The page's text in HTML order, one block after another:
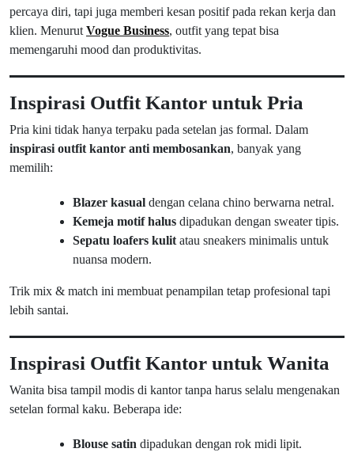
percaya diri, tapi juga memberi kesan positif pada rekan kerja dan
klien. Menurut Vogue Business, outfit yang tepat bisa
memengaruhi mood dan produktivitas.
Inspirasi Outfit Kantor untuk Pria
Pria kini tidak hanya terpaku pada setelan jas formal. Dalam
inspirasi outfit kantor anti membosankan, banyak yang
memilih:
Blazer kasual dengan celana chino berwarna netral.
Kemeja motif halus dipadukan dengan sweater tipis.
Sepatu loafers kulit atau sneakers minimalis untuk
nuansa modern.
Trik mix & match ini membuat penampilan tetap profesional tapi
lebih santai.
Inspirasi Outfit Kantor untuk Wanita
Wanita bisa tampil modis di kantor tanpa harus selalu mengenakan
setelan formal kaku. Beberapa ide:
Blouse satin dipadukan dengan rok midi lipit.